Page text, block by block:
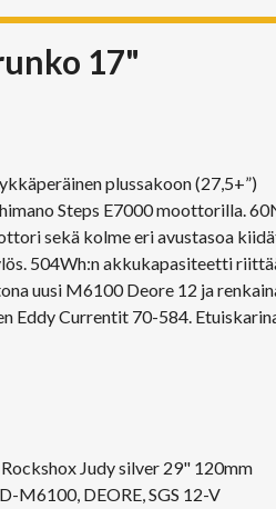
17"
plussakoon (27,5+”)
Steps E7000 moottorilla.
sekä kolme eri avustasoa
504Wh:n akkukapasiteetti
uusi M6100 Deore 12 ja
Eddy Currentit 70-584.
Judy silver 29" 120mm
M6100, DEORE, SGS 12-V